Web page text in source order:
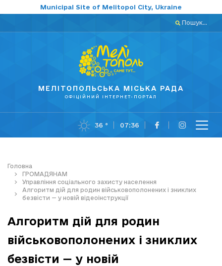
Municipal Site of Melitopol City, Ukraine
Пошук...
МЕЛІТОПОЛЬСЬКА МІСЬКА РАДА
ОФІЦІЙНИЙ ІНТЕРНЕТ-ПОРТАЛ
36 ° 07:36
Головна
ГРОМАДЯНАМ
Управління соціального захисту населення
Алгоритм дій для родин військовополонених і зниклих
безвісти — у новій відеоінструкції
Алгоритм дій для родин
військовополонених і зниклих
безвісти — у новій